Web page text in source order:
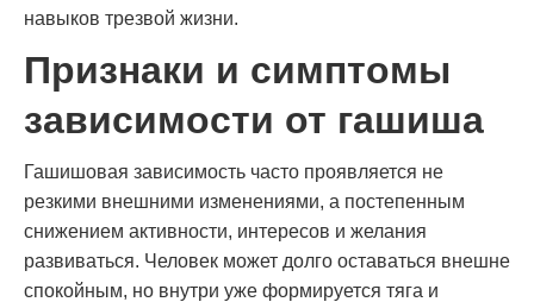
навыков трезвой жизни.
Признаки и симптомы
зависимости от гашиша
Гашишовая зависимость часто проявляется не
резкими внешними изменениями, а постепенным
снижением активности, интересов и желания
развиваться. Человек может долго оставаться внешне
спокойным, но внутри уже формируется тяга и